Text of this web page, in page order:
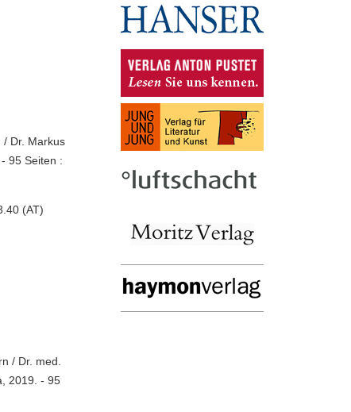
/ Dr. Markus
95 Seiten :
(AT)
/ Dr. med.
2019. - 95